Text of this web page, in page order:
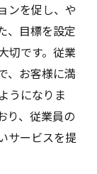
ンを促し、や
、目標を設定
切です。従業
、お客様に満
うになりま
り、従業員の
サービスを提